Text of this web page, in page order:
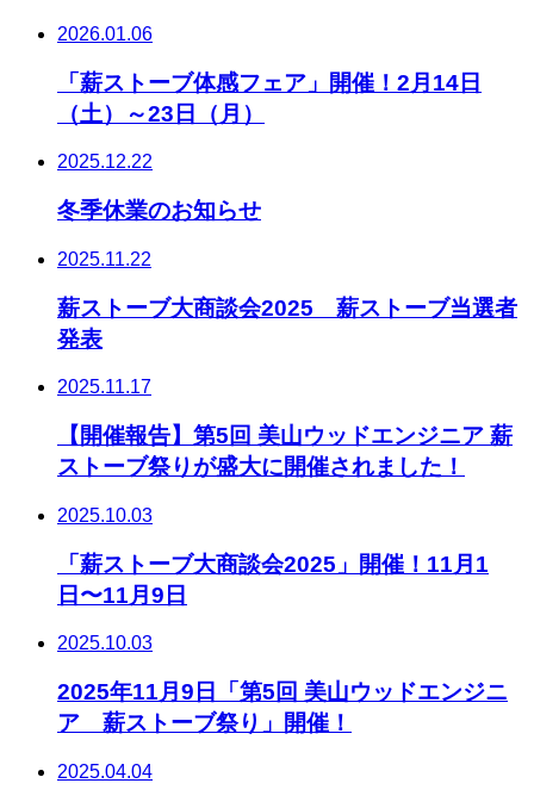
2026.01.06
「薪ストーブ体感フェア」開催！2月14日
（土）～23日（月）
2025.12.22
冬季休業のお知らせ
2025.11.22
薪ストーブ大商談会2025 薪ストーブ当選者
発表
2025.11.17
【開催報告】第5回 美山ウッドエンジニア 薪
ストーブ祭りが盛大に開催されました！
2025.10.03
「薪ストーブ大商談会2025」開催！11月1
日〜11月9日
2025.10.03
2025年11月9日「第5回 美山ウッドエンジニ
ア 薪ストーブ祭り」開催！
2025.04.04